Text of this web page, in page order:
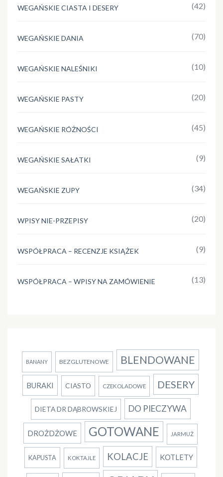
WEGAŃSKIE CIASTA I DESERY (42)
WEGAŃSKIE DANIA (70)
WEGAŃSKIE NALEŚNIKI (10)
WEGAŃSKIE PASTY (20)
WEGAŃSKIE RÓŻNOŚCI (45)
WEGAŃSKIE SAŁATKI (9)
WEGAŃSKIE ZUPY (34)
WPISY NIE-PRZEPISY (20)
WSPÓŁPRACA – RECENZJE KSIĄŻEK (9)
WSPÓŁPRACA – WPISY NA ZAMÓWIENIE (13)
BANANY BEZGLUTENOWE BLENDOWANE
BURAKI CIASTO CZEKOLADOWE DESERY
DIETA DR DĄBROWSKIEJ DO PIECZYWA
DROŻDŻOWE GOTOWANE JARMUŻ
KAPUSTA KOKTAJLE KOLACJE KOTLETY